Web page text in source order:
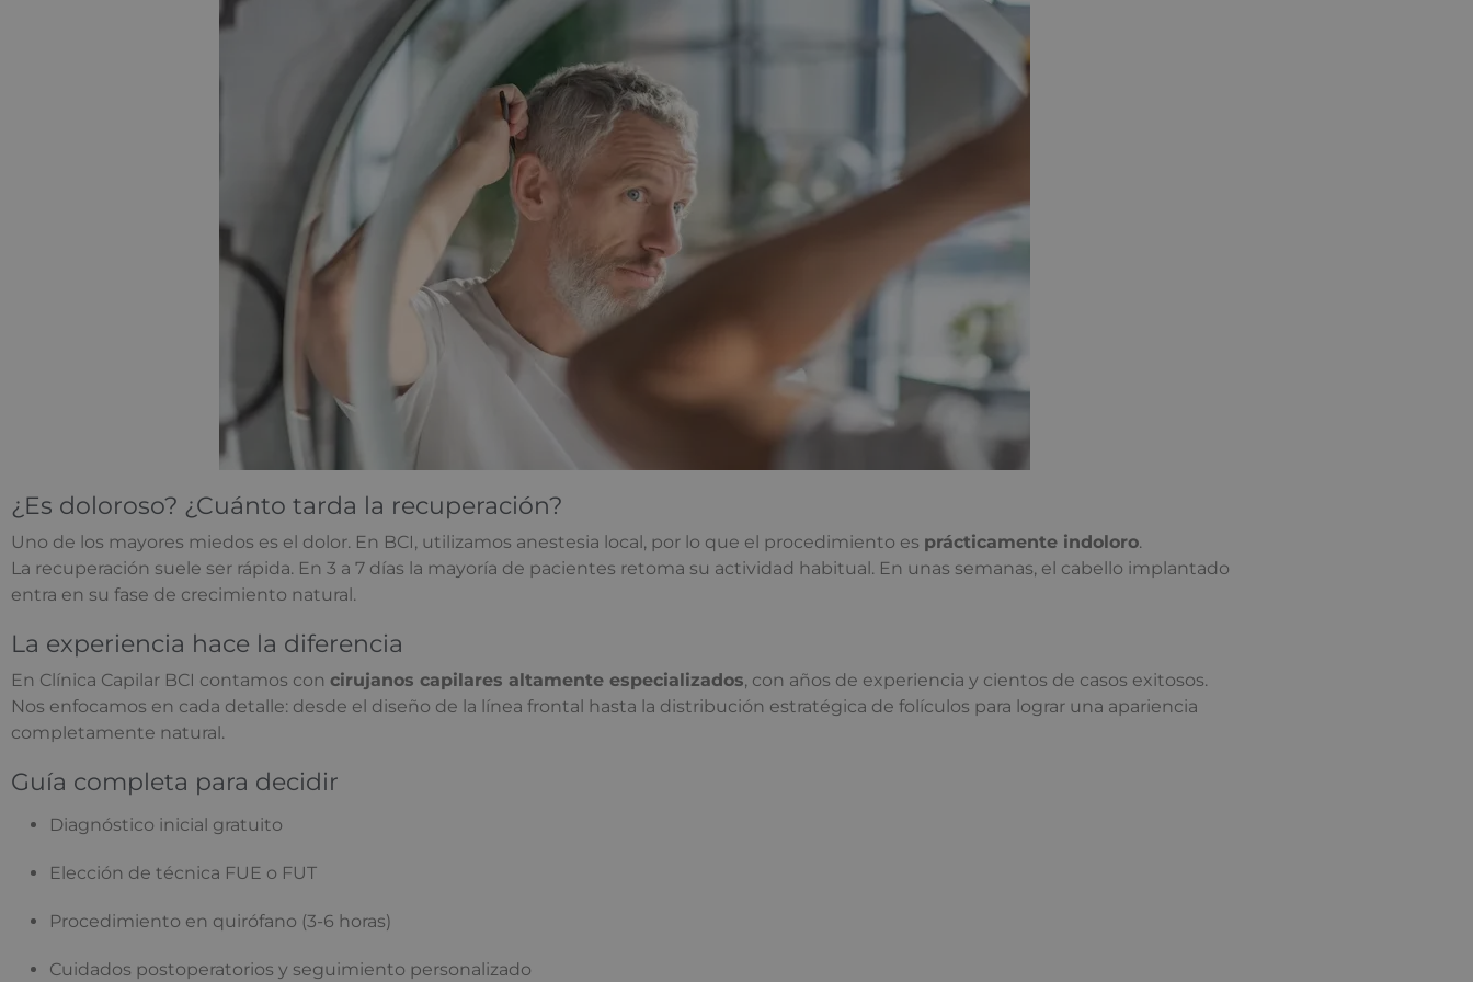
¿Es doloroso? ¿Cuánto tarda la recuperación?
Uno de los mayores miedos es el dolor. En BCI, utilizamos anestesia local, por lo que el procedimiento es prácticamente indoloro.
La recuperación suele ser rápida. En 3 a 7 días la mayoría de pacientes retoma su actividad habitual. En unas semanas, el cabello implantado
entra en su fase de crecimiento natural.
La experiencia hace la diferencia
En Clínica Capilar BCI contamos con cirujanos capilares altamente especializados, con años de experiencia y cientos de casos exitosos.
Nos enfocamos en cada detalle: desde el diseño de la línea frontal hasta la distribución estratégica de folículos para lograr una apariencia
completamente natural.
Guía completa para decidir
Diagnóstico inicial gratuito
Elección de técnica FUE o FUT
Procedimiento en quirófano (3-6 horas)
Cuidados postoperatorios y seguimiento personalizado